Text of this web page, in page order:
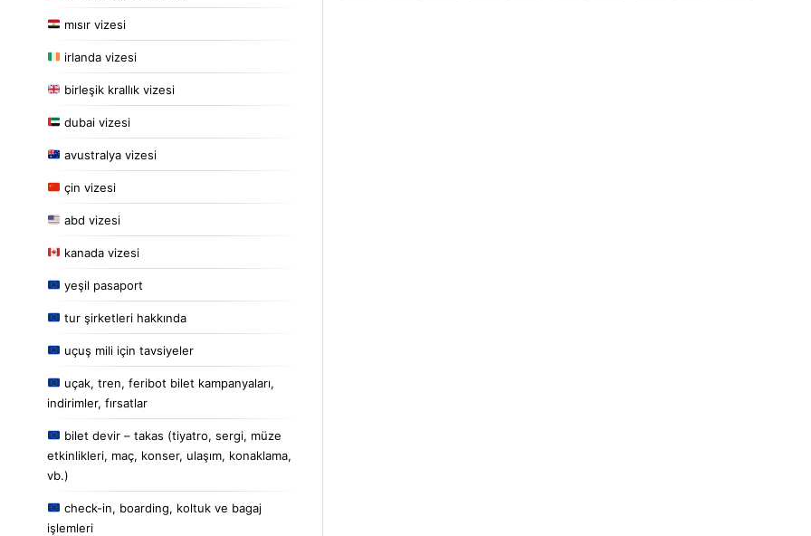
mısır vizesi
irlanda vizesi
birleşik krallık vizesi
dubai vizesi
avustralya vizesi
çin vizesi
abd vizesi
kanada vizesi
yeşil pasaport
tur şirketleri hakkında
uçuş mili için tavsiyeler
uçak, tren, feribot bilet kampanyaları,
indirimler, fırsatlar
bilet devir – takas (tiyatro, sergi, müze
etkinlikleri, maç, konser, ulaşım, konaklama,
vb.)
check-in, boarding, koltuk ve bagaj
işlemleri